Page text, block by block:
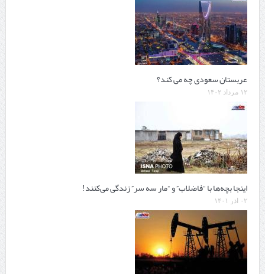
عربستان سعودی چه می کند‌؟
۱۲ مرداد ۱۴۰۲
اینجا بچه‌ها با “فاضلاب” و “مار سه سر” زندگی می‌کنند!
۰۲ آذر ۱۴۰۱